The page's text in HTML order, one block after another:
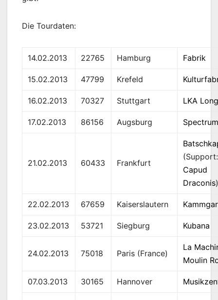
Die Tourdaten:
14.02.2013 22765 Hamburg Fabrik
15.02.2013 47799 Krefeld
16.02.2013 70327 Stuttgart LKA
17.02.2013 86156 Augsburg
21.02.2013 60433 Frankfurt
(Support:
Capud
Draconis
22.02.2013 67659 Kaiserslautern
23.02.2013 53721 Siegburg Kubana
24.02.2013 75018 Paris (France)
La
Moulin
07.03.2013 30165 Hannover